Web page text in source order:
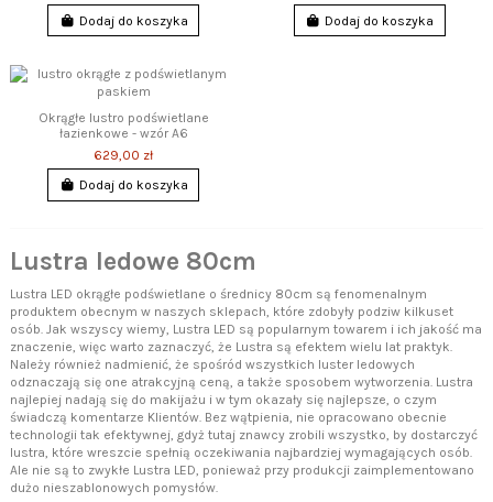
Dodaj do koszyka Dodaj do koszyka
Okrągłe lustro podświetlane
łazienkowe - wzór A6
629,00 zł
Dodaj do koszyka
Lustra ledowe 80cm
Lustra LED okrągłe podświetlane o średnicy 80cm są fenomenalnym
produktem obecnym w naszych sklepach, które zdobyły podziw kilkuset
osób. Jak wszyscy wiemy, Lustra LED są popularnym towarem i ich jakość ma
znaczenie, więc warto zaznaczyć, że Lustra są efektem wielu lat praktyk.
Należy również nadmienić, że spośród wszystkich luster ledowych
odznaczają się one atrakcyjną ceną, a także sposobem wytworzenia. Lustra
najlepiej nadają się do makijażu i w tym okazały się najlepsze, o czym
świadczą komentarze Klientów. Bez wątpienia, nie opracowano obecnie
technologii tak efektywnej, gdyż tutaj znawcy zrobili wszystko, by dostarczyć
lustra, które wreszcie spełnią oczekiwania najbardziej wymagających osób.
Ale nie są to zwykłe Lustra LED, ponieważ przy produkcji zaimplementowano
dużo nieszablonowych pomysłów.